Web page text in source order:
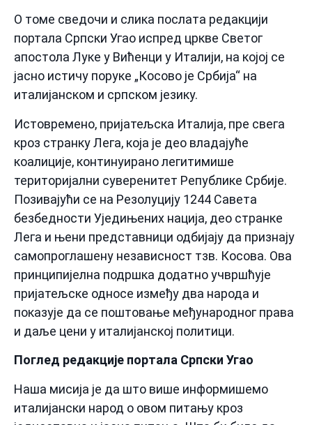
О томе сведочи и слика послата редакцији
портала Српски Угао испред цркве Светог
апостола Луке у Вићенци у Италији, на којој се
јасно истичу поруке „Косово је Србија“ на
италијанском и српском језику.
Истовремено, пријатељска Италија, пре свега
кроз странку Лега, која је део владајуће
коалиције, континуирано легитимише
територијални суверенитет Републике Србије.
Позивајући се на Резолуцију 1244 Савета
безбедности Уједињених нација, део странке
Лега и њени представници одбијају да признају
самопроглашену независност тзв. Косова. Ова
принципијелна подршка додатно учвршћује
пријатељске односе између два народа и
показује да се поштовање међународног права
и даље цени у италијанској политици.
Поглед редакције портала Српски Угао
Наша мисија је да што више информишемо
италијански народ о овом питању кроз